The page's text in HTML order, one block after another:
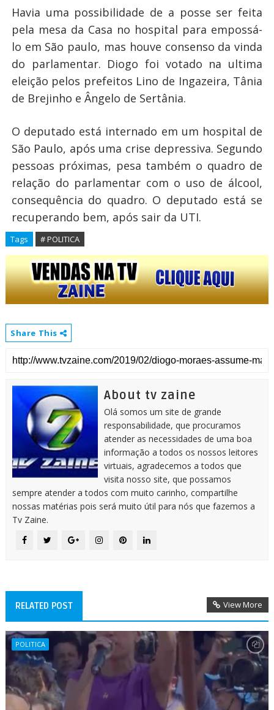
Havia uma possibilidade de a posse ser feita
pela mesa da Casa no hospital para empossá-
lo em São paulo, mas houve consenso da vinda
do parlamentar. Diogo foi votado na ultima
eleição pelos prefeitos Lino de Ingazeira, Tânia
de Brejinho e Ângelo de Sertânia.
O deputado está internado em um hospital de
São Paulo, após uma crise depressiva. Segundo
pessoas próximas, pesa também o quadro de
relação do parlamentar com o uso de álcool,
consequência do quadro. O deputado está se
recuperando bem, após sair da UTI.
Tags # POLITICA
Share This
About tv zaine
Olá somos um site de grande
responsabilidade, que procuramos
atender as necessidades de uma boa
informação a todos os nossos leitores
virtuais, agradecemos a todos que
visita nosso site, que possamos
sempre atender a todos com muito carinho, compartilhe
nossas matérias pois será muito útil para nós que fazemos a
Tv Zaine.
RELATED POST View More
POLITICA